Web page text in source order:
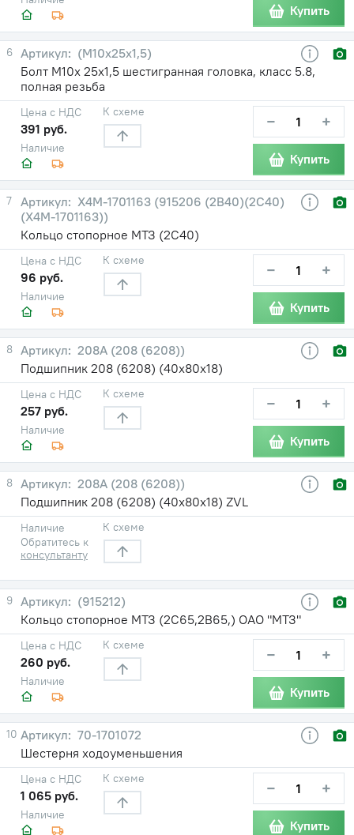
Купить
6
(М10х25х1,5)
Болт М10х 25х1,5 шестигранная головка, класс 5.8,
полная резьба
Наличие
Цена с НДС
391 руб.
К схеме − +
Купить
7
Х4М-1701163 (915206 (2В40)(2С40)
(Х4М-1701163))
Кольцо стопорное МТЗ (2С40)
Наличие
Цена с НДС
96 руб.
К схеме − +
Купить
8
208А (208 (6208))
Подшипник 208 (6208) (40х80х18)
Наличие
Цена с НДС
257 руб.
К схеме − +
Купить
8
208А (208 (6208))
Подшипник 208 (6208) (40х80х18) ZVL
Наличие
Обратитесь к
консультанту
К схеме
9
(915212)
Кольцо стопорное МТЗ (2С65,2В65,) ОАО "МТЗ"
Наличие
Цена с НДС
260 руб.
К схеме − +
Купить
10
70-1701072
Шестерня ходоуменьшения
Наличие
Цена с НДС
1 065 руб.
К схеме − +
Купить